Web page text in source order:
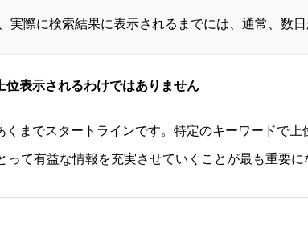
実際に検索結果に表示されるまでには、通常、数
位表示されるわけではありません
くまでスタートラインです。特定のキーワードで
って有益な情報を充実させていくことが最も重要に